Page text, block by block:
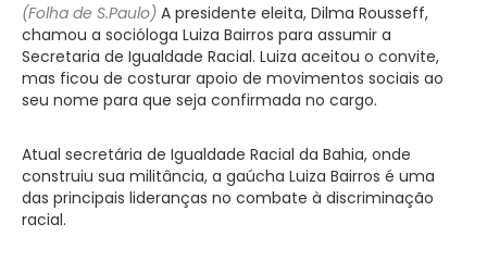
(Folha de S.Paulo) A presidente eleita, Dilma Rousseff,
chamou a socióloga Luiza Bairros para assumir a
Secretaria de Igualdade Racial. Luiza aceitou o convite,
mas ficou de costurar apoio de movimentos sociais ao
seu nome para que seja confirmada no cargo.
Atual secretária de Igualdade Racial da Bahia, onde
construiu sua militância, a gaúcha Luiza Bairros é uma
das principais lideranças no combate à discriminação
racial.